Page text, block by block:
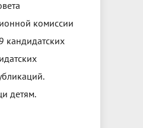
комиссии
кандидатских
детям.